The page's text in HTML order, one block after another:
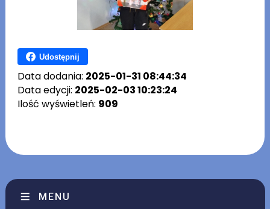
Udostępnij
Data dodania: 2025-01-31 08:44:34
Data edycji: 2025-02-03 10:23:24
Ilość wyświetleń: 909
MENU